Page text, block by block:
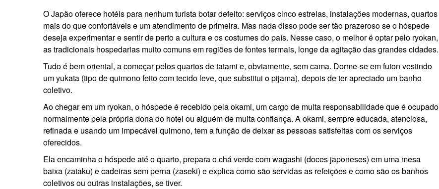
O Japão oferece hotéis para nenhum turista botar defeito: serviços cinco estrelas, instalações modernas, quartos
mais do que confortáveis e um atendimento de primeira. Mas nada disso pode ser tão prazeroso se o hóspede
deseja experimentar e sentir de perto a cultura e os costumes do país. Nesse caso, o melhor é optar pelo ryokan,
as tradicionais hospedarias muito comuns em regiões de fontes termais, longe da agitação das grandes cidades.
Tudo é bem oriental, a começar pelos quartos de tatami e, obviamente, sem cama. Dorme-se em futon vestindo
um yukata (tipo de quimono feito com tecido leve, que substitui o pijama), depois de ter apreciado um banho
coletivo.
Ao chegar em um ryokan, o hóspede é recebido pela okami, um cargo de muita responsabilidade que é ocupado
normalmente pela própria dona do hotel ou alguém de muita confiança. A okami, sempre educada, atenciosa,
refinada e usando um impecável quimono, tem a função de deixar as pessoas satisfeitas com os serviços
oferecidos.
Ela encaminha o hóspede até o quarto, prepara o chá verde com wagashi (doces japoneses) em uma mesa
baixa (zataku) e cadeiras sem perna (zaseki) e explica como são servidas as refeições e como são os banhos
coletivos ou outras instalações, se tiver.